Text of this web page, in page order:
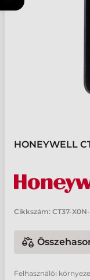
HONEYWELL
Cikkszám: CT37-
Felhasználói